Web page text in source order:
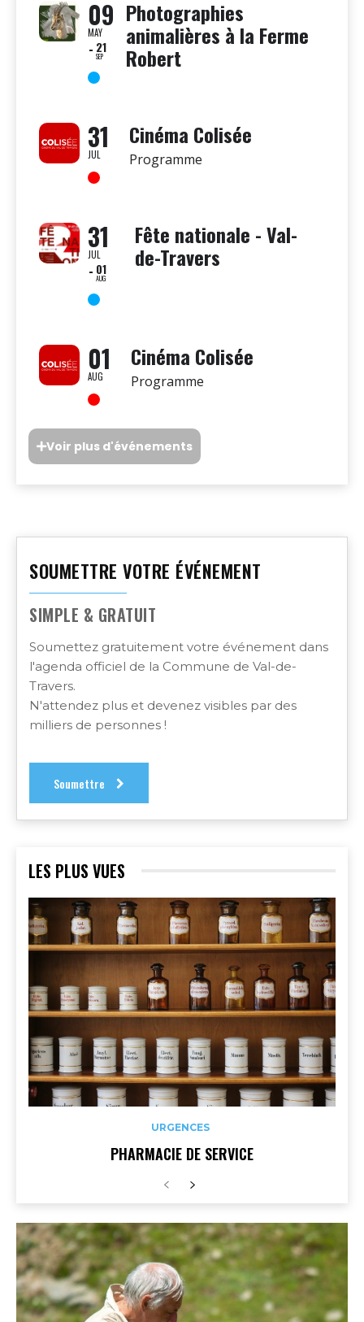
09
MAY
21
SEP
Photographies
animalières à la Ferme
Robert
31
JUL
Cinéma Colisée
Programme
31
JUL
01
AUG
Fête nationale - Val-
de-Travers
01
AUG
Cinéma Colisée
Programme
Voir plus d'événements
SOUMETTRE VOTRE ÉVÉNEMENT
SIMPLE & GRATUIT
Soumettez gratuitement votre événement dans
l'agenda officiel de la Commune de Val-de-
Travers.
N'attendez plus et devenez visibles par des
milliers de personnes !
Soumettre
LES PLUS VUES
URGENCES
PHARMACIE DE SERVICE